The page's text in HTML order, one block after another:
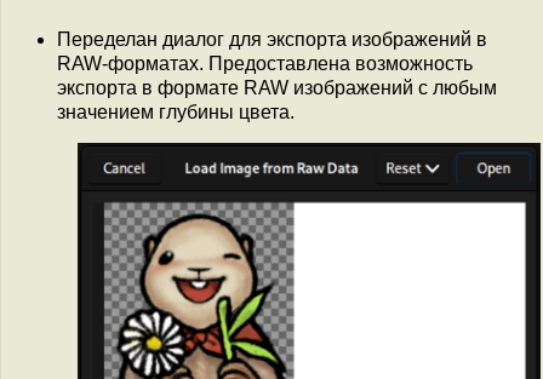
Переделан диалог для экспорта изображений в
RAW-форматах. Предоставлена возможность
экспорта в формате RAW изображений с любым
значением глубины цвета.